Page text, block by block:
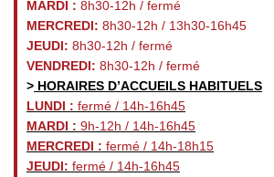
MARDI : 8h30-12h / fermé
MERCREDI: 8h30-12h / 13h30-16h45
JEUDI: 8h30-12h / fermé
VENDREDI: 8h30-12h / fermé
> HORAIRES D’ACCUEILS HABITUELS
LUNDI : fermé / 14h-16h45
MARDI : 9h-12h / 14h-16h45
MERCREDI : fermé / 14h-18h15
JEUDI: fermé / 14h-16h45